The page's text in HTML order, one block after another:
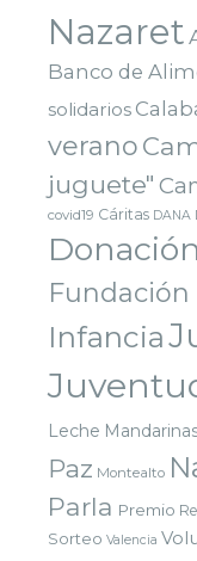
Nazaret
Banco de
solidarios
verano
juguete"
covid19 Cáritas DANA
Donación
Fundación
Infancia
Leche
Paz Montealto
Parla Premio
Sorteo Valencia